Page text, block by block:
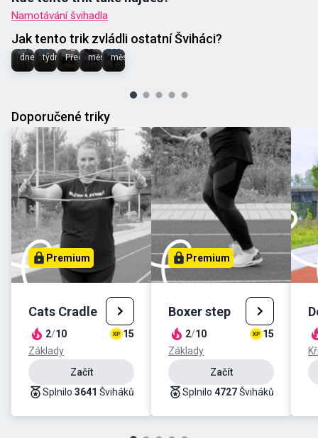
Namotávání švihadla
Jak tento trik zvládli ostatní Šviháci?
Olí
Před
dnem
Romana
Chlupova
Před
týdnem
L_i_d_u_s_h
Před týdnem
Suz 🐞
Před
měsícem
Habartová
Před
měsícem
Doporučené triky
Premium
Cats Cradle
2/10
15
Základy
Začít
Splnilo 3641 Šviháků
Premium
Boxer step
2/10
15
Základy
Začít
Splnilo 4727Šviháků